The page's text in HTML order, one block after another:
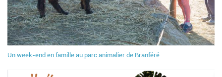
Un week-end en famille au parc animalier de Branféré